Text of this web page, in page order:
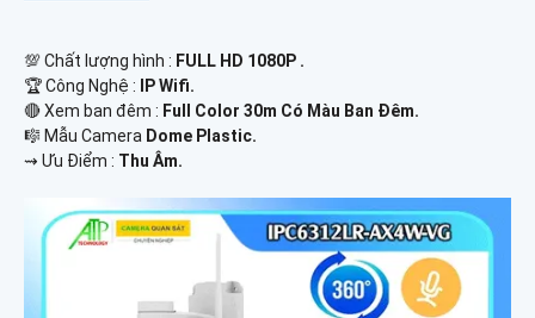
💯 Chất lượng hình : FULL HD 1080P .
🏆 Công Nghệ :
IP Wifi.
🔴 Xem ban đêm : Full Color 30m Có Màu Ban Ðêm.
🎼️ Mẫu Camera Dome Plastic.
️⇝ Ưu Điểm : Thu Âm.